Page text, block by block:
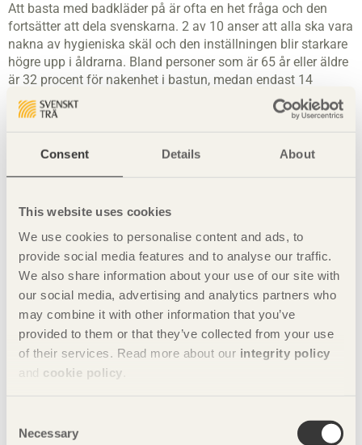
Consent Details About
This website uses cookies
We use cookies to personalise content and ads, to
provide social media features and to analyse our traffic.
We also share information about your use of our site with
our social media, advertising and analytics partners who
may combine it with other information that you’ve
provided to them or that they’ve collected from your use
of their services. Read more about our integrity policy
and cookie policy
Selection
Necessary
Att basta med badkläder på är ofta en het fråga och den
fortsätter att dela svenskarna. 2 av 10 anser att alla ska vara
nakna av hygieniska skäl och den inställningen blir starkare
högre upp i åldrarna. Bland personer som är 65 år eller äldre
är 32 procent för nakenhet i bastun, medan endast 14
procent av 16–29-åringarna instämmer.
ser även skillnad geografiskt. Södra Sverige sticker ut – det
är området där flest anser att alla ska vara nakna i bastun.
För att inte bränna sig på lavarna är det viktigt att välja rätt
densitet och inte leder lika mycket värme som exempelvis
furu, säger Johan Fröbel.
Bara två av tio svenskar har tillgång till en egen bastu, men
många fler drömmer om en. Önskan om en egen sauna är
högre hos män än hos kvinnor.
– Intresset för att bygga en egen bastu har växt med
bastufebern som brett ut sig efter Melodifestivalen och allt
fler laddar ner vår byggbeskrivning. Det är absolut en dröm
Ta del av undersökningen om svenskarnas bastuvanor